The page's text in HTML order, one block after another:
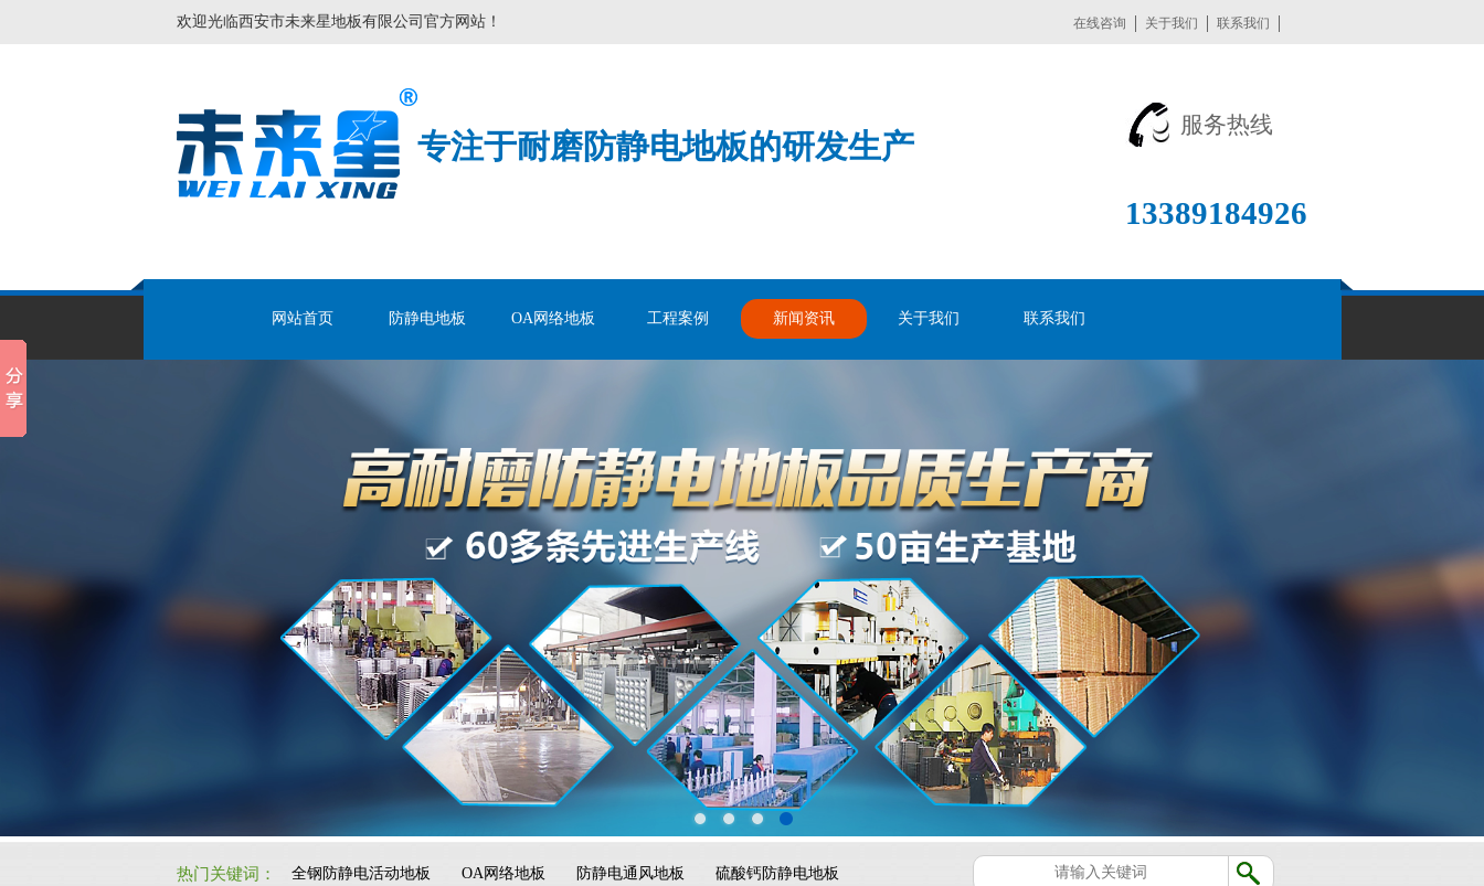
欢迎光临西安市未来星地板有限公司官方网站！ 在线咨询 关于我们 联系我们
专注于耐磨防静电地板的研发生产
服务热线
13389184926
网站首页 防静电地板 OA网络地板 工程案例 新闻资讯 关于我们 联系我们
热门关键词： 全钢防静电活动地板 OA网络地板 防静电通风地板 硫酸钙防静电地板